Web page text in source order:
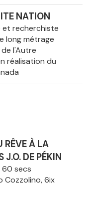
NATION
et recherchiste
long métrage
de l'Autre
réalisation du
À LA
J.O. DE PÉKIN
60 secs
Cozzolino, 6ix